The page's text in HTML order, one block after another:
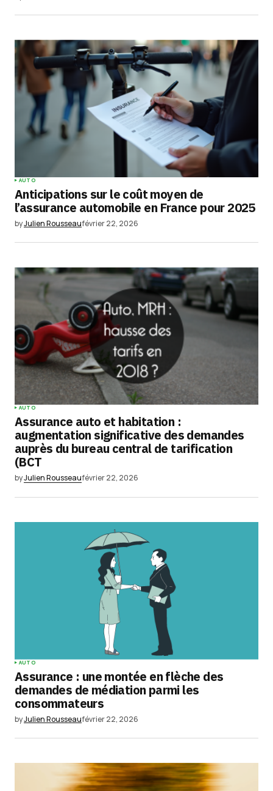
AUTO
Anticipations sur le coût moyen de
l’assurance automobile en France pour 2025
byJulien Rousseaufévrier 22, 2026
AUTO
Assurance auto et habitation :
augmentation significative des demandes
auprès du bureau central de tarification
(BCT
byJulien Rousseaufévrier 22, 2026
AUTO
Assurance : une montée en flèche des
demandes de médiation parmi les
consommateurs
byJulien Rousseaufévrier 22, 2026